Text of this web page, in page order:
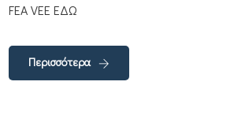
FEA VEE ΕΔΩ
Περισσότερα